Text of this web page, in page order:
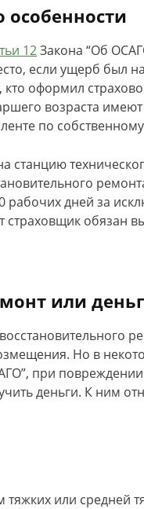
12Закона “Об
если ущерб был
оформил
возраста
по
станцию
рабочих дней за
обязан
или
Но в
при
деньги. К ним
или средней